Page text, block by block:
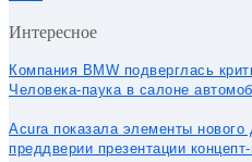
Интересное
Компания BMW подверглась
Человека-паука в салоне
Acura показала элементы нового
преддверии презентации